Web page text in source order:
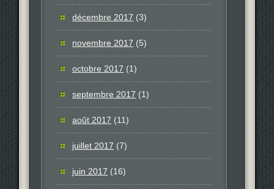
décembre 2017 (3)
novembre 2017 (5)
octobre 2017 (1)
septembre 2017 (1)
août 2017 (11)
juillet 2017 (7)
juin 2017 (16)